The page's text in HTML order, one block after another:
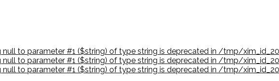
null to parameter #1 ($string) of type string is deprecated in /tmp/
null to parameter #1 ($string) of type string is deprecated in /tmp/
null to parameter #1 ($string) of type string is deprecated in /tmp/